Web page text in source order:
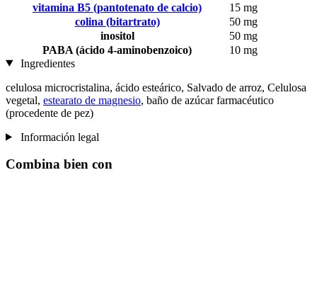
vitamina B5 (pantotenato de calcio)
15 mg
colina (bitartrato)
50 mg
inositol
50 mg
PABA (ácido 4-aminobenzoico)
10 mg
Ingredientes
celulosa microcristalina, ácido esteárico, Salvado de arroz, Celulosa
vegetal, estearato de magnesio, baño de azúcar farmacéutico
(procedente de pez)
Información legal
Combina bien con